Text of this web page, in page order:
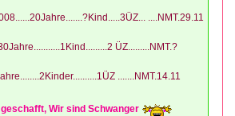
....NMT.29.11
ÜZ.........NMT.?
.......NMT.14.11
Wir sind Schwanger